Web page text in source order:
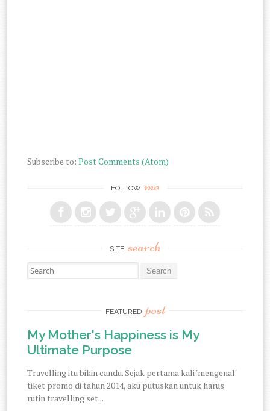
Subscribe to:Post Comments (Atom)
FOLLOW me
SITE search
Search for:
FEATURED post
My Mother's Happiness is My
Ultimate Purpose
Travelling itu bikin candu. Sejak pertama kali 'mengenal'
tiket promo di tahun 2014, aku putuskan untuk harus
rutin travelling set...